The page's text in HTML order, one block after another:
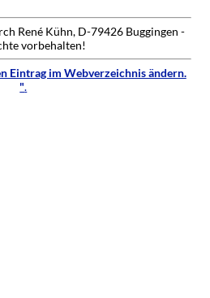
René Kühn, D-79426 Buggingen -
vorbehalten!
Eintrag im Webverzeichnis ändern.
".